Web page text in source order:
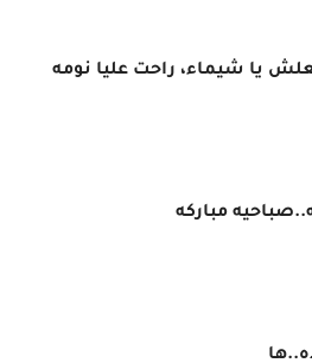
يا شيماء، راحت عليا نومه
مباركه